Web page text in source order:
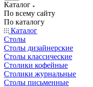
Каталог
По всему сайту
По каталогу
Каталог
Столы
Столы дизайнерские
Столы классические
Столики кофейные
Столики журнальные
Столы письменные